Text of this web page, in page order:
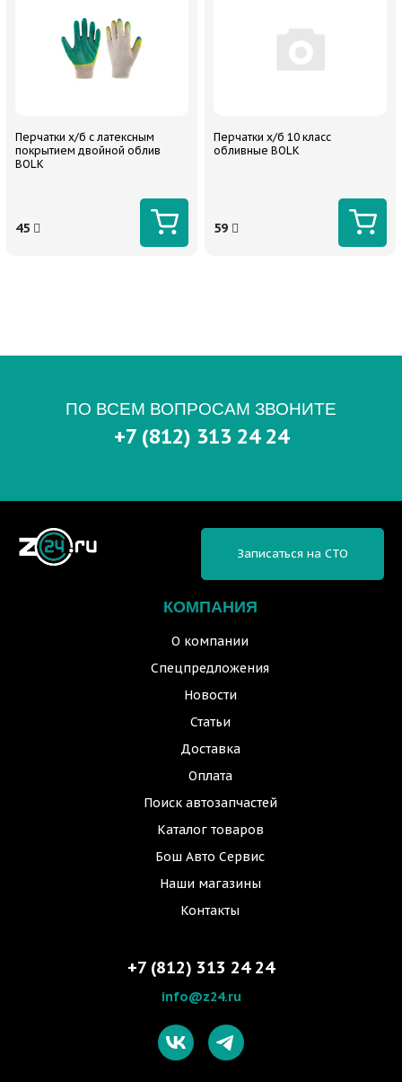
Перчатки х/б с латексным
покрытием двойной облив
BOLK
45
Перчатки х/б 10 класс
обливные BOLK
59
ПО ВСЕМ ВОПРОСАМ ЗВОНИТЕ
+7 (812) 313 24 24
КОМПАНИЯ
О компании
Спецпредложения
Новости
Статьи
Доставка
Оплата
Поиск автозапчастей
Каталог товаров
Бош Авто Сервис
Наши магазины
Контакты
Записаться на СТО
+7 (812) 313 24 24
info@z24.ru